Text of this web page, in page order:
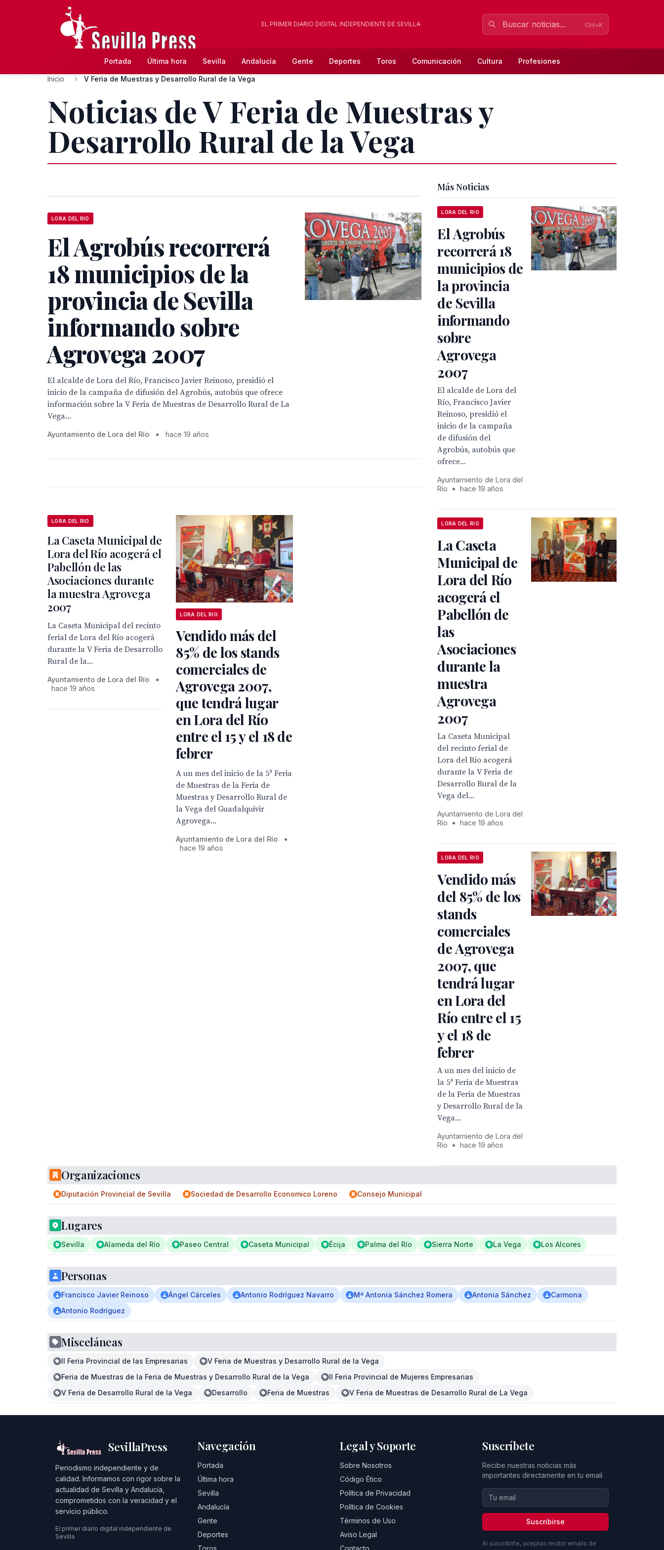
EL PRIMER DIARIO DIGITAL INDEPENDIENTE DE SEVILLA Ctrl+K
Portada Última hora Sevilla Andalucía Gente Deportes Toros Comunicación Cultura Profesiones
Inicio V Feria de Muestras y Desarrollo Rural de la Vega
Noticias de V Feria de Muestras y
Desarrollo Rural de la Vega
LORA DEL RIO
El Agrobús recorrerá
18 municipios de la
provincia de Sevilla
informando sobre
Agrovega 2007
El alcalde de Lora del Río, Francisco Javier Reinoso, presidió el
inicio de la campaña de difusión del Agrobús, autobús que ofrece
información sobre la V Feria de Muestras de Desarrollo Rural de La
Vega...
Ayuntamiento de Lora del Río • hace 19 años
LORA DEL RIO
La Caseta Municipal de
Lora del Río acogerá el
Pabellón de las
Asociaciones durante
la muestra Agrovega
2007
La Caseta Municipal del recinto
ferial de Lora del Río acogerá
durante la V Feria de Desarrollo
Rural de la...
Ayuntamiento de Lora del Río
•
hace 19 años
LORA DEL RIO
Vendido más del
85% de los stands
comerciales de
Agrovega 2007,
que tendrá lugar
en Lora del Río
entre el 15 y el 18 de
febrer
A un mes del inicio de la 5ª Feria
de Muestras de la Feria de
Muestras y Desarrollo Rural de
la Vega del Guadalquivir
Agrovega...
Ayuntamiento de Lora del Río
•
hace 19 años
Más Noticias
LORA DEL RIO
El Agrobús
recorrerá 18
municipios de
la provincia
de Sevilla
informando
sobre
Agrovega
2007
El alcalde de Lora del
Río, Francisco Javier
Reinoso, presidió el
inicio de la campaña
de difusión del
Agrobús, autobús que
ofrece...
Ayuntamiento de Lora del
Río
• hace 19 años
LORA DEL RIO
La Caseta
Municipal de
Lora del Río
acogerá el
Pabellón de
las
Asociaciones
durante la
muestra
Agrovega
2007
La Caseta Municipal
del recinto ferial de
Lora del Río acogerá
durante la V Feria de
Desarrollo Rural de la
Vega del...
Ayuntamiento de Lora del
Río
• hace 19 años
LORA DEL RIO
Vendido más
del 85% de los
stands
comerciales
de Agrovega
2007, que
tendrá lugar
en Lora del
Río entre el 15
y el 18 de
febrer
A un mes del inicio de
la 5ª Feria de Muestras
de la Feria de Muestras
y Desarrollo Rural de la
Vega...
Ayuntamiento de Lora del
Río
• hace 19 años
Organizaciones
Diputación Provincial de Sevilla Sociedad de Desarrollo Economico Loreno Consejo Municipal
Lugares
Sevilla Alameda del Río Paseo Central Caseta Municipal Écija Palma del Río Sierra Norte La Vega Los Alcores
Personas
Francisco Javier Reinoso Ángel Cárceles Antonio Rodríguez Navarro Mª Antonia Sánchez Romera Antonia Sánchez
Carmona
Antonio Rodríguez
Misceláneas
II Feria Provincial de las Empresarias
V Feria de Muestras y Desarrollo Rural de la Vega
Feria de Muestras de la Feria de Muestras y Desarrollo Rural de la Vega
II Feria Provincial de Mujeres Empresarias
V Feria de Desarrollo Rural de la Vega
Desarrollo Feria de Muestras V Feria de Muestras de Desarrollo Rural de La Vega
SevillaPress
Periodismo independiente y de
calidad. Informamos con rigor sobre la
actualidad de Sevilla y Andalucía,
comprometidos con la veracidad y el
servicio público.
El primer diario digital independiente de
Sevilla
Navegación
Portada
Última hora
Sevilla
Andalucía
Gente
Deportes
Toros
Legal y Soporte
Sobre Nosotros
Código Ético
Política de Privacidad
Política de Cookies
Términos de Uso
Aviso Legal
Contacto
Suscríbete
Recibe nuestras noticias más
importantes directamente en tu email.
Suscribirse
Al suscribirte, aceptas recibir emails de